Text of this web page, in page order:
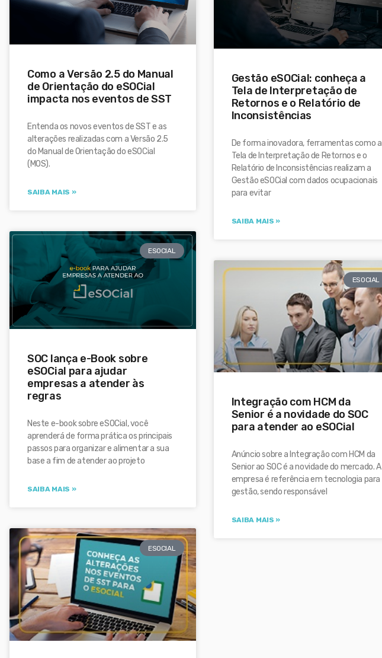
Como a Versão 2.5 do Manual
de Orientação do eSOCial
impacta nos eventos de SST
Entenda os novos eventos de SST e as
alterações realizadas com a Versão 2.5
do Manual de Orientação do eSOCial
(MOS).
SAIBA MAIS »
Gestão eSOCial: conheça a
Tela de Interpretação de
Retornos e o Relatório de
Inconsistências
De forma inovadora, ferramentas como a
Tela de Interpretação de Retornos e o
Relatório de Inconsistências realizam a
Gestão eSOCial com dados ocupacionais
para evitar
SAIBA MAIS »
ESOCIAL
SOC lança e-Book sobre
eSOCial para ajudar
empresas a atender às
regras
Neste e-book sobre eSOCial, você
aprenderá de forma prática os principais
passos para organizar e alimentar a sua
base a fim de atender ao projeto
SAIBA MAIS »
ESOCIAL
Integração com HCM da
Senior é a novidade do SOC
para atender ao eSOCial
Anúncio sobre a Integração com HCM da
Senior ao SOC é a novidade do mercado. A
empresa é referência em tecnologia para
gestão, sendo responsável
SAIBA MAIS »
ESOCIAL